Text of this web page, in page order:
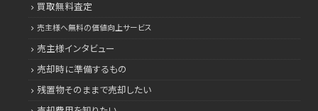
買取無料査定
売主様へ無料の価値向上サービス
売主様インタビュー
売却時に準備するもの
残置物そのままで売却したい